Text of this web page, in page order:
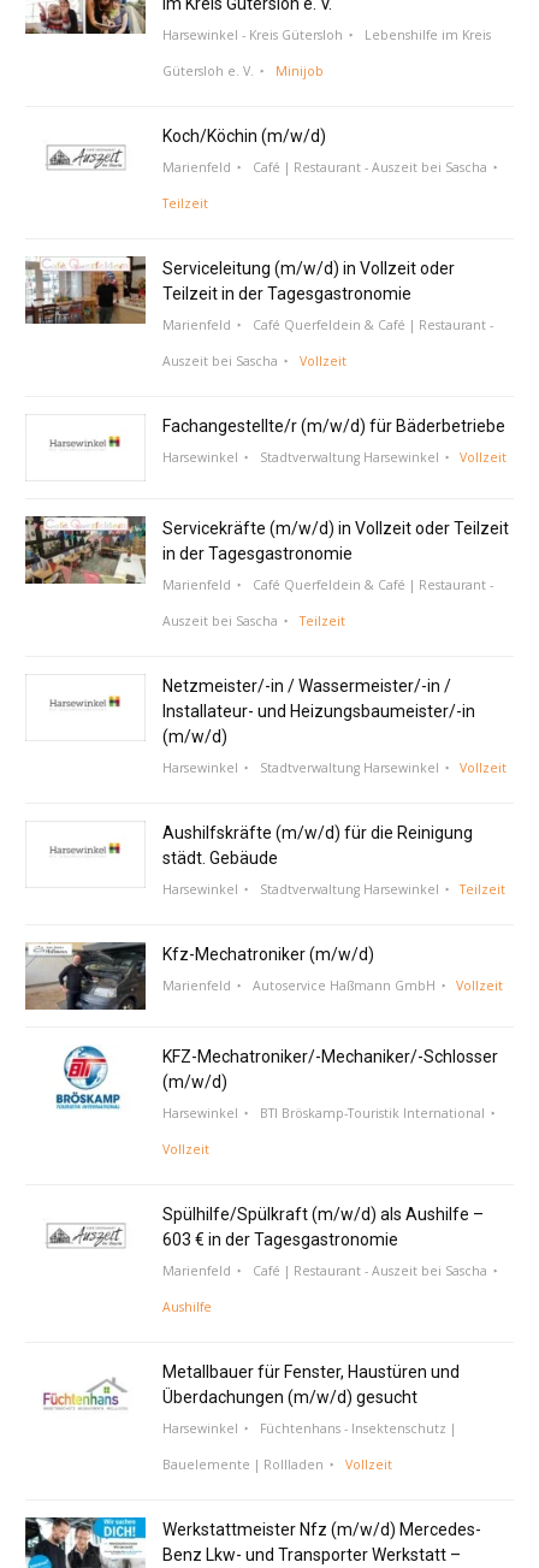
Harsewinkel - Kreis Gütersloh Lebenshilfe im Kreis
Gütersloh e. V. Minijob
Koch/Köchin (m/w/d)
Marienfeld Café | Restaurant - Auszeit bei Sascha
Teilzeit
Serviceleitung (m/w/d) in Vollzeit oder
Teilzeit in der Tagesgastronomie
Marienfeld Café Querfeldein & Café | Restaurant -
Auszeit bei Sascha Vollzeit
Fachangestellte/r (m/w/d) für Bäderbetriebe
Harsewinkel Stadtverwaltung Harsewinkel Vollzeit
Servicekräfte (m/w/d) in Vollzeit oder Teilzeit
in der Tagesgastronomie
Marienfeld Café Querfeldein & Café | Restaurant -
Auszeit bei Sascha Teilzeit
Netzmeister/-in / Wassermeister/-in /
Installateur- und Heizungsbaumeister/-in
(m/w/d)
Harsewinkel Stadtverwaltung Harsewinkel Vollzeit
Aushilfskräfte (m/w/d) für die Reinigung
städt. Gebäude
Harsewinkel Stadtverwaltung Harsewinkel Teilzeit
Kfz-Mechatroniker (m/w/d)
Marienfeld Autoservice Haßmann GmbH Vollzeit
KFZ-Mechatroniker/-Mechaniker/-Schlosser
(m/w/d)
Harsewinkel BTI Bröskamp-Touristik International
Vollzeit
Spülhilfe/Spülkraft (m/w/d) als Aushilfe –
603 € in der Tagesgastronomie
Marienfeld Café | Restaurant - Auszeit bei Sascha
Aushilfe
Metallbauer für Fenster, Haustüren und
Überdachungen (m/w/d) gesucht
Harsewinkel Füchtenhans - Insektenschutz |
Bauelemente | Rollladen Vollzeit
Werkstattmeister Nfz (m/w/d) Mercedes-
Benz Lkw- und Transporter Werkstatt –